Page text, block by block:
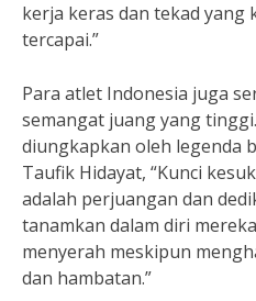
kerja keras dan tekad yang
tercapai.”
Para atlet Indonesia juga
semangat juang yang
diungkapkan oleh legenda
Taufik Hidayat, “Kunci
adalah perjuangan dan
tanamkan dalam diri
menyerah meskipun
dan hambatan.”